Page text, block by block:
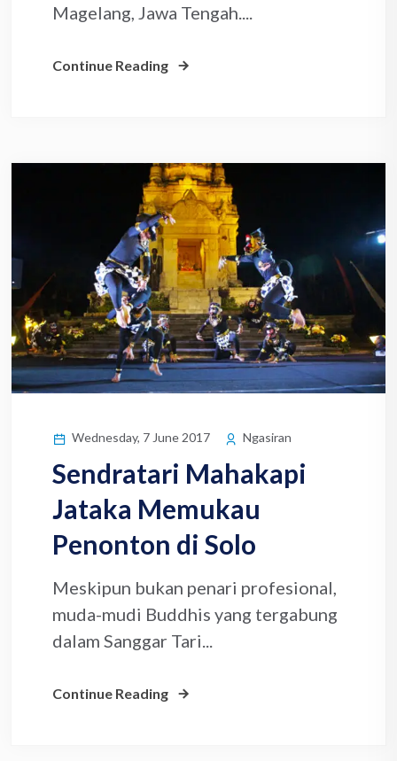
Magelang, Jawa Tengah....
Continue Reading
Wednesday, 7 June 2017 Ngasiran
Sendratari Mahakapi
Jataka Memukau
Penonton di Solo
Meskipun bukan penari profesional,
muda-mudi Buddhis yang tergabung
dalam Sanggar Tari...
Continue Reading